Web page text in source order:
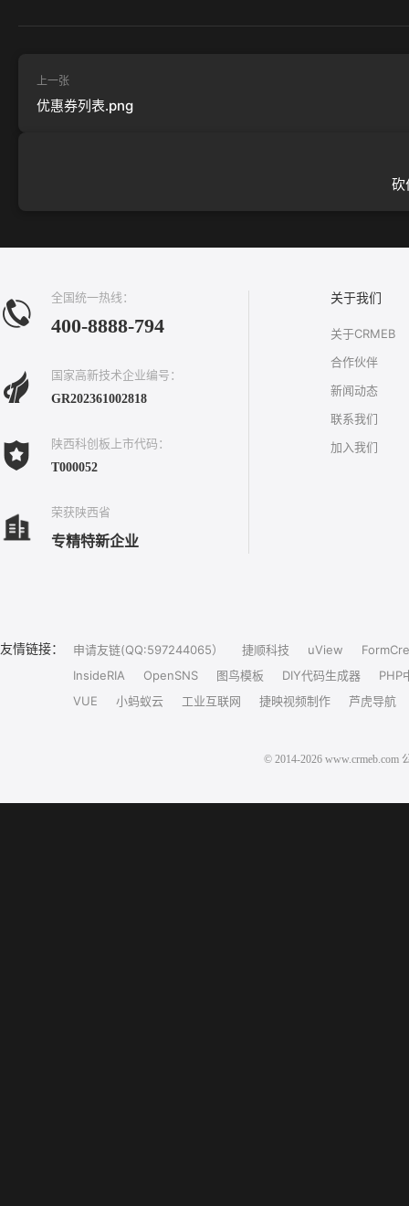
上一张
优惠券列表.png
砍
全国统一热线：
400-8888-794
国家高新技术企业编号：
GR202361002818
陕西科创板上市代码：
T000052
荣获陕西省
专精特新企业
关于我们
关于CRMEB
合作伙伴
新闻动态
联系我们
加入我们
友情链接： 申请友链(QQ:597244065） 捷顺科技 uView
InsideRIA
OpenSNS 图鸟模板 DIY代码生成器
PHP
VUE
小蚂蚁云 工业互联网 捷映视频制作 芦虎导航
© 2014-2026